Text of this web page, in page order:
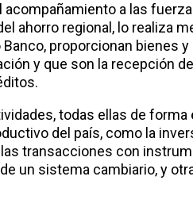
a las
ahorro regional, lo realiza
proporcionan bienes
y que son la recepción
todas ellas de forma
del país, como la
las transacciones con
un sistema cambiario, y